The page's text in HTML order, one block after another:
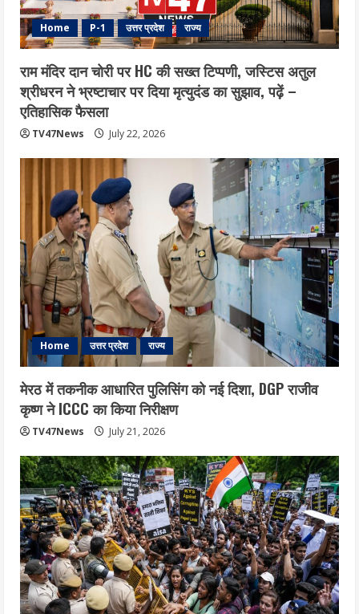
Home P-1 उत्तर प्रदेश राज्य
राम मंदिर दान चोरी पर HC की सख्त टिप्पणी, जस्टिस अतुल
श्रीधरन ने भ्रष्टाचार पर द‍िया मृत्युदंड का सुझाव, पढ़ें –
एत‍िहास‍िक फैसला
TV47News July 22, 2026
Home उत्तर प्रदेश राज्य
मेरठ में तकनीक आधारित पुलिसिंग को नई दिशा, DGP राजीव
कृष्ण ने ICCC का किया निरीक्षण
TV47News July 21, 2026